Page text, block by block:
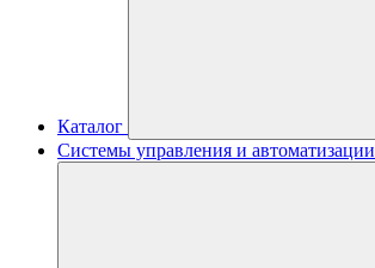
Каталог
Системы управления и автоматизации